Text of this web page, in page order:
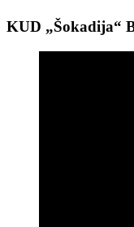
KUD „Šokadija“